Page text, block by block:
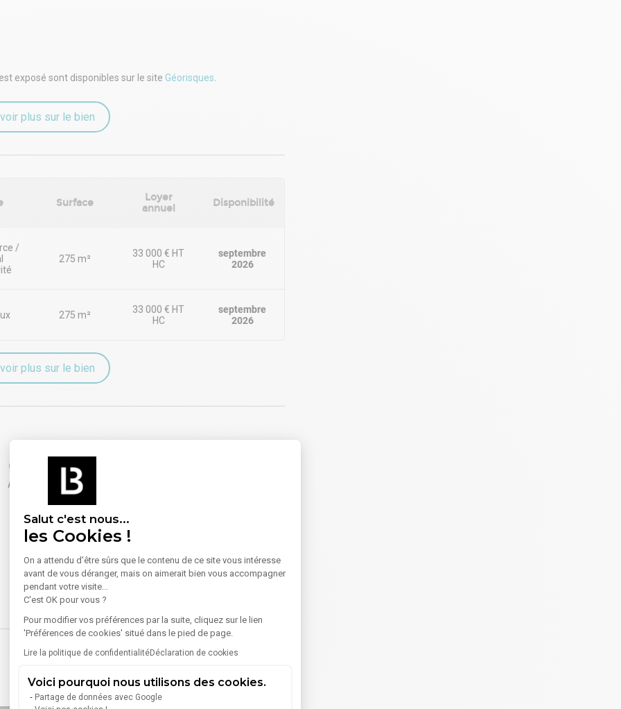
Salut c'est nous...
les Cookies !
On a attendu d'être sûrs que le contenu de ce site vous intéresse
avant de vous déranger, mais on aimerait bien vous accompagner
pendant votre visite...
C'est OK pour vous ?
Pour modifier vos préférences par la suite, cliquez sur le lien
'Préférences de cookies' situé dans le pied de page.
Lire la politique de confidentialitéDéclaration de cookies
Voici pourquoi nous utilisons des cookies.
Partage de données avec Google
avec accueil de clientèle.
site
une démarche énergétique moderne et durable.
et un programme neuf idéal pour implanter ou développer
HT HC/an pour l'ensemble du bâtiment.
exposé sont disponibles sur le site Géorisques
plus sur le bien
Surface
Loyer
annuel
Disponibilité
/
275 m²
33 000 € HT
HC
septembre
2026
275 m²
33 000 € HT
HC
septembre
2026
plus sur le bien
Sécurité
Accueil